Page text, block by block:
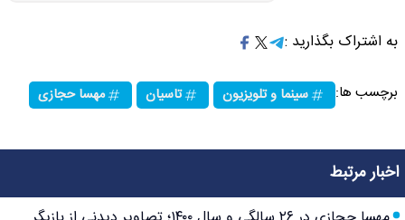
به اشتراک بگذارید :
برچسب ها: سینما و تلویزیون تاسیان مهسا حجازی
اخبار مرتبط